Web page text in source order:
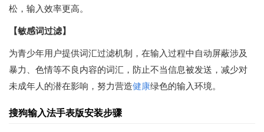
松，输入效率更高。
【敏感词过滤】
为青少年用户提供词汇过滤机制，在输入过程中自动屏蔽涉及
暴力、色情等不良内容的词汇，防止不当信息被发送，减少对
未成年人的潜在影响，努力营造健康绿色的输入环境。
搜狗输入法手表版安装步骤